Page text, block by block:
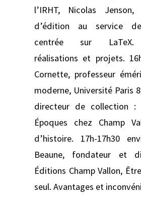
l’IRHT, Nicolas
d’édition au service
centrée sur LaTeX.
réalisations et projets.
Cornette, professeur
moderne, Université Paris
directeur de collection :
Époques chez Champ
d’histoire. 17h-17h30
Beaune, fondateur et
Éditions Champ Vallon,
seul. Avantages et